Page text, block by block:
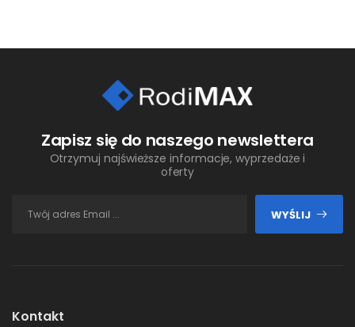
Zapisz się do naszego newslettera
Otrzymuj najświeższe informacje, wyprzedaże i
oferty
WYŚLIJ
Kontakt